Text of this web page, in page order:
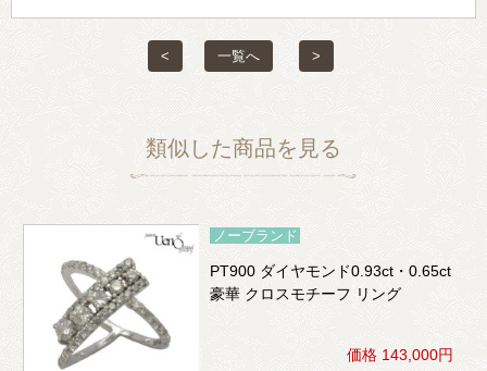
< 一覧へ >
類似した商品を見る
ノーブランド
PT900 ダイヤモンド0.93ct・0.65ct
豪華 クロスモチーフ リング
価格 143,000円